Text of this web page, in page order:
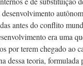
antes do conflito
era uma
por terem chegado ao
dessa teoria, formulada